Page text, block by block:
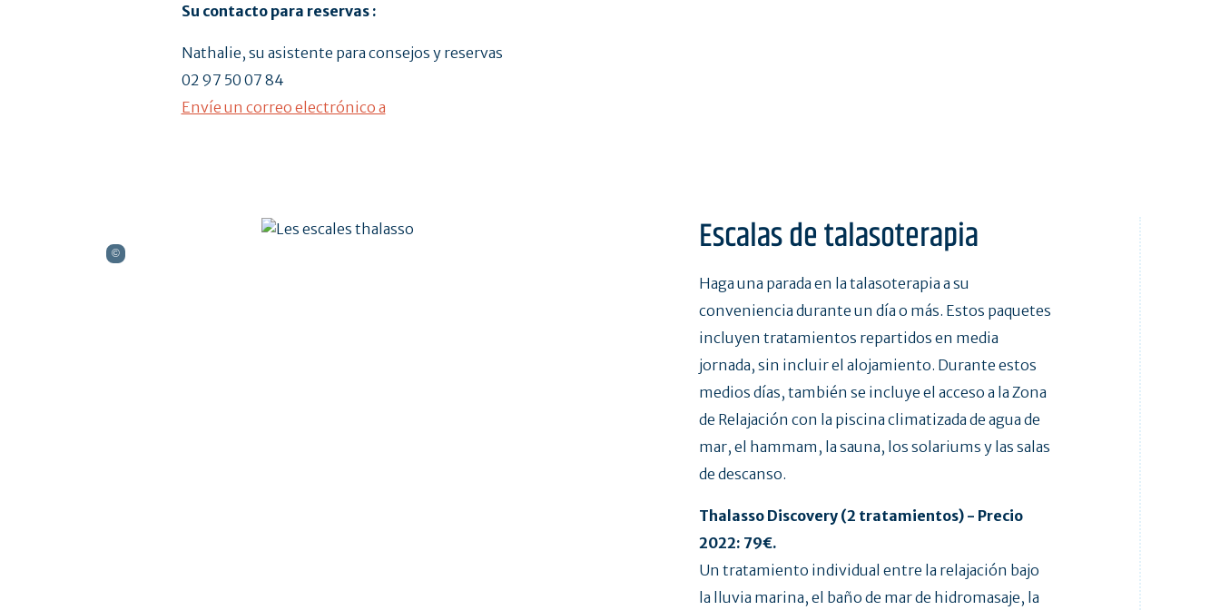
Su contacto para reservas :
Nathalie, su asistente para consejos y reservas
02 97 50 07 84
Envíe un correo electrónico a
Escalas de talasoterapia
Haga una parada en la talasoterapia a su
conveniencia durante un día o más. Estos paquetes
incluyen tratamientos repartidos en media
jornada, sin incluir el alojamiento. Durante estos
medios días, también se incluye el acceso a la Zona
de Relajación con la piscina climatizada de agua de
mar, el hammam, la sauna, los solariums y las salas
de descanso.
Thalasso Discovery (2 tratamientos) - Precio
2022: 79€.
Un tratamiento individual entre la relajación bajo
la lluvia marina, el baño de mar de hidromasaje, la